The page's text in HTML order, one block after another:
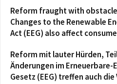
Reform fraught with
Changes to the Renewable
Act (EEG) also affect
Reform mit lauter Hürden,
Änderungen im Erneuerbare-
Gesetz (EEG) treffen auch